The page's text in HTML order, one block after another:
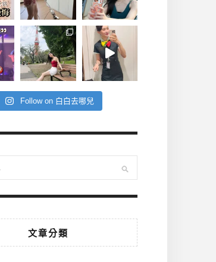
Follow on 白白去哪兒
文章分類